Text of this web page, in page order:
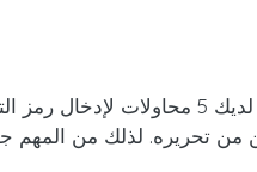
من تحريره. لذلك من